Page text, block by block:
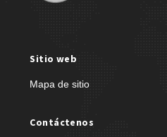
Sitio web
Mapa de sitio
Contáctenos